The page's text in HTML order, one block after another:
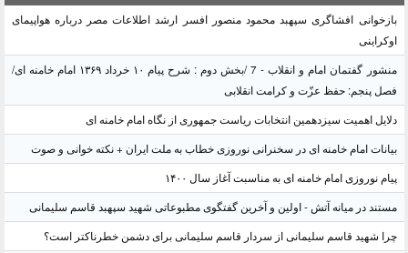
بازخوانی افشاگری سپهبد محمود منصور افسر ارشد اطلاعات مصر درباره هواپیمای
اوکراینی
منشور گفتمان امام و انقلاب - 7 /بخش دوم : شرح پیام ۱۰ خرداد ۱۳۶۹ امام خامنه ای/
فصل پنجم: حفظ عزّت و کرامت انقلابی
دلایل اهمیت سیزدهمین انتخابات ریاست جمهوری از نگاه امام خامنه ای
بیانات امام خامنه ای در سخنرانی نوروزی خطاب به ملت ایران + نکته خوانی و صوت
پیام نوروزی امام خامنه ای به مناسبت آغاز سال ۱۴۰۰
مستند در میانه آتش - اولین و آخرین گفتگوی مطبوعاتی شهید سپهبد قاسم سلیمانی
چرا شهید قاسم سلیمانی از سردار قاسم سلیمانی برای دشمن خطرناکتر است؟